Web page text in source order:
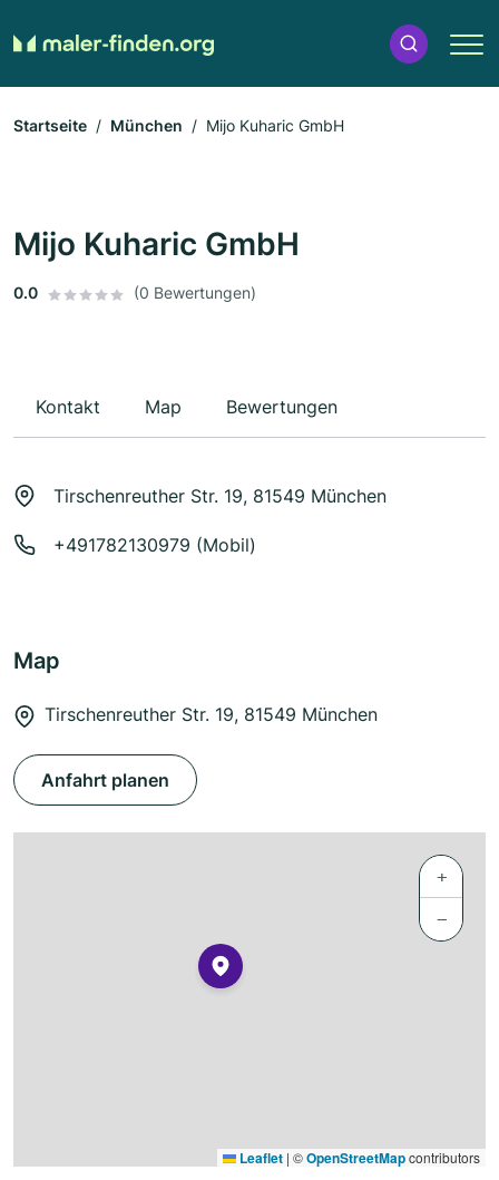
Startseite München Mijo Kuharic GmbH
Mijo Kuharic GmbH
0.0 (0 Bewertungen)
Kontakt Map Bewertungen
Tirschenreuther Str. 19, 81549 München
+491782130979 (Mobil)
Map
Tirschenreuther Str. 19, 81549 München
Anfahrt planen
+
−
Leaflet | ©OpenStreetMapcontributors